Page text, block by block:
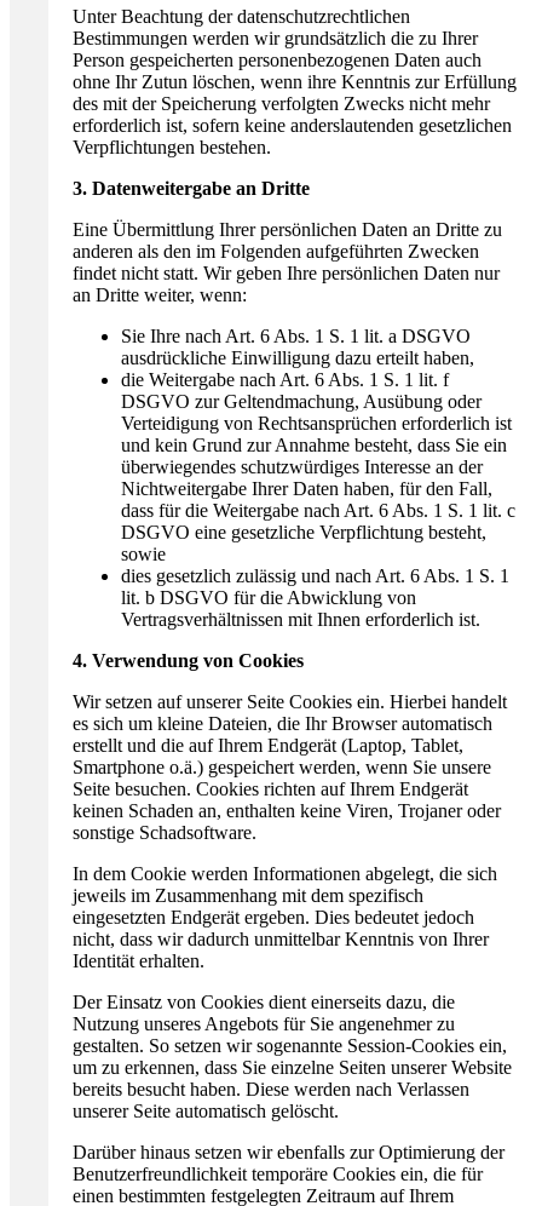
Unter Beachtung der datenschutzrechtlichen
Bestimmungen werden wir grundsätzlich die zu Ihrer
Person gespeicherten personenbezogenen Daten auch
ohne Ihr Zutun löschen, wenn ihre Kenntnis zur Erfüllung
des mit der Speicherung verfolgten Zwecks nicht mehr
erforderlich ist, sofern keine anderslautenden gesetzlichen
Verpflichtungen bestehen.
3. Datenweitergabe an Dritte
Eine Übermittlung Ihrer persönlichen Daten an Dritte zu
anderen als den im Folgenden aufgeführten Zwecken
findet nicht statt. Wir geben Ihre persönlichen Daten nur
an Dritte weiter, wenn:
Sie Ihre nach Art. 6 Abs. 1 S. 1 lit. a DSGVO
ausdrückliche Einwilligung dazu erteilt haben,
die Weitergabe nach Art. 6 Abs. 1 S. 1 lit. f
DSGVO zur Geltendmachung, Ausübung oder
Verteidigung von Rechtsansprüchen erforderlich ist
und kein Grund zur Annahme besteht, dass Sie ein
überwiegendes schutzwürdiges Interesse an der
Nichtweitergabe Ihrer Daten haben, für den Fall,
dass für die Weitergabe nach Art. 6 Abs. 1 S. 1 lit. c
DSGVO eine gesetzliche Verpflichtung besteht,
sowie
dies gesetzlich zulässig und nach Art. 6 Abs. 1 S. 1
lit. b DSGVO für die Abwicklung von
Vertragsverhältnissen mit Ihnen erforderlich ist.
4. Verwendung von Cookies
Wir setzen auf unserer Seite Cookies ein. Hierbei handelt
es sich um kleine Dateien, die Ihr Browser automatisch
erstellt und die auf Ihrem Endgerät (Laptop, Tablet,
Smartphone o.ä.) gespeichert werden, wenn Sie unsere
Seite besuchen. Cookies richten auf Ihrem Endgerät
keinen Schaden an, enthalten keine Viren, Trojaner oder
sonstige Schadsoftware.
In dem Cookie werden Informationen abgelegt, die sich
jeweils im Zusammenhang mit dem spezifisch
eingesetzten Endgerät ergeben. Dies bedeutet jedoch
nicht, dass wir dadurch unmittelbar Kenntnis von Ihrer
Identität erhalten.
Der Einsatz von Cookies dient einerseits dazu, die
Nutzung unseres Angebots für Sie angenehmer zu
gestalten. So setzen wir sogenannte Session-Cookies ein,
um zu erkennen, dass Sie einzelne Seiten unserer Website
bereits besucht haben. Diese werden nach Verlassen
unserer Seite automatisch gelöscht.
Darüber hinaus setzen wir ebenfalls zur Optimierung der
Benutzerfreundlichkeit temporäre Cookies ein, die für
einen bestimmten festgelegten Zeitraum auf Ihrem